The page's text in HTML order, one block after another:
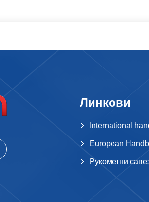
Линкови
International
European
Рукометни